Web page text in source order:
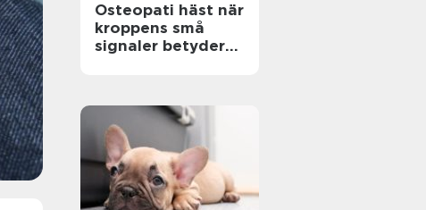
Osteopati häst när
kroppens små
signaler betyder